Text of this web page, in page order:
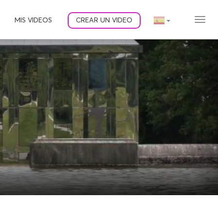
MIS VIDEOS CREAR UN VIDEO